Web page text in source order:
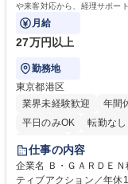
や来客対応から、経理サポー
で、幅広く組織を支える役割で
月給
27万円以上
勤務地
東京都港区
業界未経験歓迎
年間
平日のみOK
転勤なし
賞与あり
完全週休2日
服装自由
仕事の内容
企業名 Ｂ・ＧＡＲＤＥＮ税理士法人 求人名 【新
ティブアクション／年休126日／土日祝休